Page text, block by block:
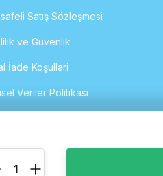
Satış Sözleşmesi
ve Güvenlik
İade Koşullari
Veriler Politikası